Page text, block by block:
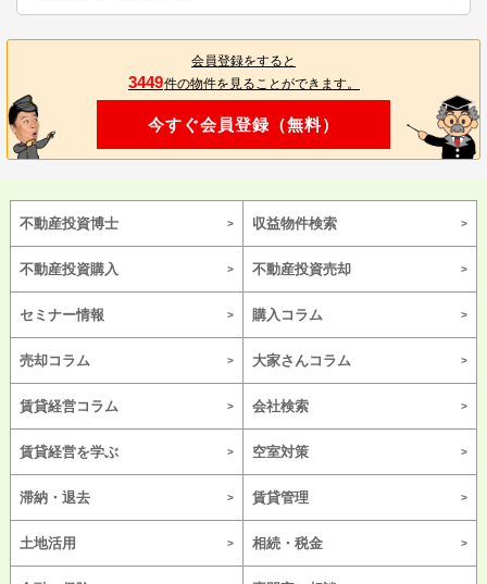
会員登録をすると
3449件の物件を見ることができます。
今すぐ会員登録（無料）
不動産投資博士 収益物件検索
不動産投資購入 不動産投資売却
セミナー情報 購入コラム
売却コラム 大家さんコラム
賃貸経営コラム 会社検索
賃貸経営を学ぶ 空室対策
滞納・退去 賃貸管理
土地活用 相続・税金